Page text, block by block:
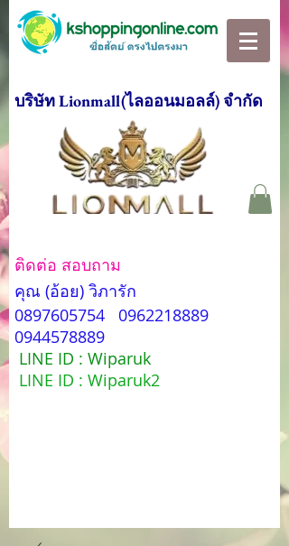
บริษัท Lionmall(ไลออนมอลล์) จำกัด
ติดต่อ สอบถาม
คุณ (อ้อย) วิภารัก
0897605754
0962218889
0944578889
LINE ID : Wiparuk
LINE ID : Wiparuk2